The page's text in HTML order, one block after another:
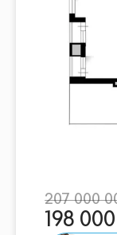
207 000
198